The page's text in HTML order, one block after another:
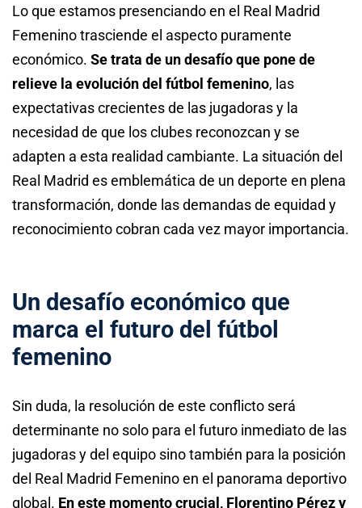
Lo que estamos presenciando en el Real Madrid
Femenino trasciende el aspecto puramente
económico. Se trata de un desafío que pone de
relieve la evolución del fútbol femenino, las
expectativas crecientes de las jugadoras y la
necesidad de que los clubes reconozcan y se
adapten a esta realidad cambiante. La situación del
Real Madrid es emblemática de un deporte en plena
transformación, donde las demandas de equidad y
reconocimiento cobran cada vez mayor importancia.
Un desafío económico que
marca el futuro del fútbol
femenino
Sin duda, la resolución de este conflicto será
determinante no solo para el futuro inmediato de las
jugadoras y del equipo sino también para la posición
del Real Madrid Femenino en el panorama deportivo
global. En este momento crucial, Florentino Pérez y